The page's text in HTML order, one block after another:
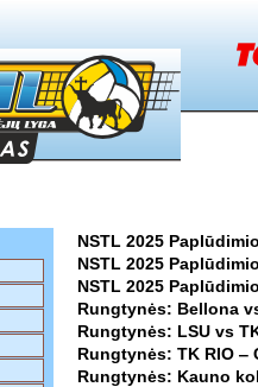
NSTL 2025
NSTL 2025
NSTL 2025
Rungtynės: Bellona
Rungtynės: LSU vs
Rungtynės: TK RIO ‒
Rungtynės: Kauno